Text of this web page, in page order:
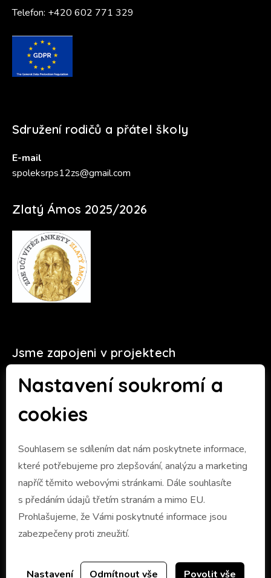
Nastavení soukromí a
cookies
Souhlasem se sdílením dat nám poskytnete informace,
které potřebujeme pro zlepšování, analýzu a marketing
napříč těmito webovými stránkami. Dále souhlasíte
s předáním údajů třetím stranám a mimo EU.
Prohlašujeme, že Vámi poskytnuté informace jsou
zabezpečeny proti zneužití.
Nastavení Odmítnout vše Povolit vše
Telefon: +420 602 771 329
Sdružení rodičů a přátel školy
E-mail
spoleksrps12zs@gmail.com
Zlatý Ámos 2025/2026
Jsme zapojeni v projektech